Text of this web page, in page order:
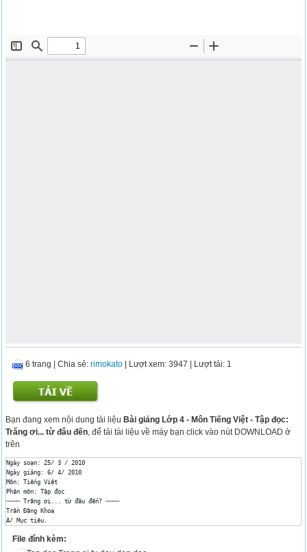
6 trang |Chia sẻ:rimokato | Lượt xem: 3947 | Lượt tải: 1
Bạn đang xem nội dung tài liệuBài giảng Lớp 4 - Môn Tiếng Việt - Tập đọc:
Trăng ơi... từ đâu đến , để tải tài liệu về máy bạn click vào nút DOWNLOAD ở
trên
Ngày soạn: 25/ 3 / 2010
Ngày giảng: 6/ 4/ 2010
Môn: Tiếng Việt
Phân môn: Tập đọc
──── Trăng ơi... từ đâu đến? ────
Trần Đăng Khoa
A/ Mục tiêu.
	- Đọc trôi chảy toàn bài, ngắt nghỉ hơi đúng nhịp thơ, cuối mỗi dòng thơ, nhấn giọng ở những từ ngữ gợi tả, gợi cảm.
	- Đọc diễn cảm toàn bài với giọng thiết tha, thân ái, dịu dàng, thể hiện sự ngưỡng mộ của nhà thơ đối với vẻ đẹp của trăng.
File đính kèm: